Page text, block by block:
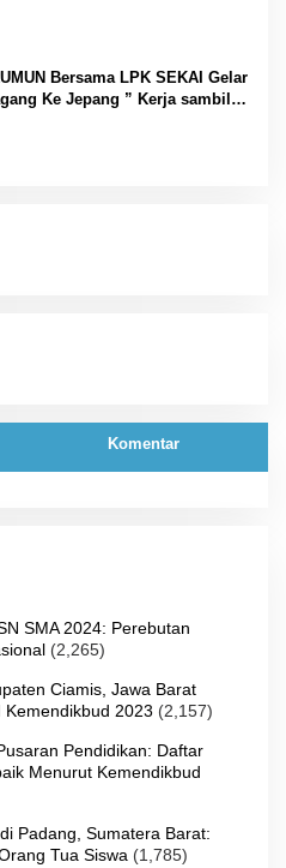
Bersama LPK SEKAI Gelar
Ke Jepang ” Kerja sambil
Komentar
SMA 2024: Perebutan
(2,265)
Ciamis, Jawa Barat
Kemendikbud 2023 (2,157)
Pendidikan: Daftar
Menurut Kemendikbud
Padang, Sumatera Barat:
Tua Siswa (1,785)